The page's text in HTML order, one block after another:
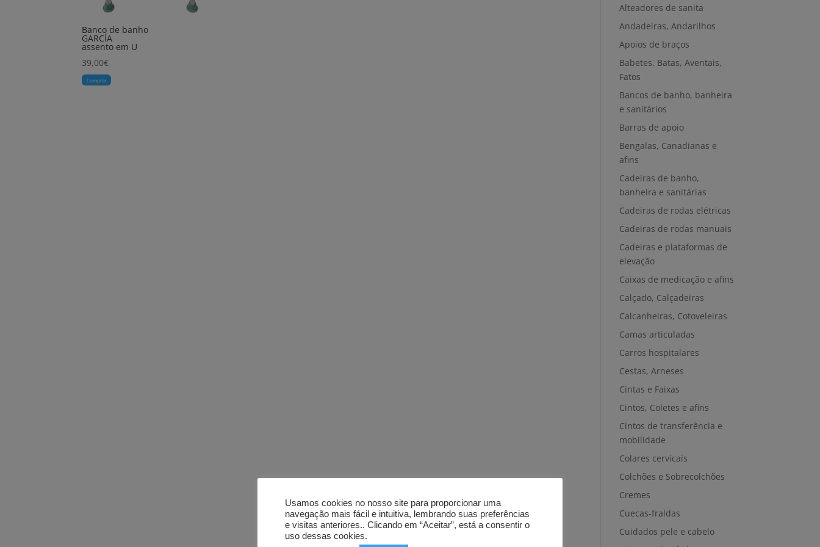
Banco de banho
GARCÍA
assento em U
39,00€
Comprar
Alteadores de sanita
Andadeiras, Andarilhos
Apoios de braços
Babetes, Batas, Aventais,
Fatos
Bancos de banho, banheira
e sanitários
Barras de apoio
Bengalas, Canadianas e
afins
Cadeiras de banho,
banheira e sanitárias
Cadeiras de rodas elétricas
Cadeiras de rodas manuais
Cadeiras e plataformas de
elevação
Caixas de medicação e afins
Calçado, Calçadeiras
Calcanheiras, Cotoveleiras
Camas articuladas
Carros hospitalares
Cestas, Arneses
Cintas e Faixas
Cintos, Coletes e afins
Cintos de transferência e
mobilidade
Colares cervicais
Colchões e Sobrecolchões
Cremes
Cuecas-fraldas
Cuidados pele e cabelo
Usamos cookies no nosso site para proporcionar uma
navegação mais fácil e intuitiva, lembrando suas preferências
e visitas anteriores.. Clicando em “Aceitar”, está a consentir o
uso dessas cookies.